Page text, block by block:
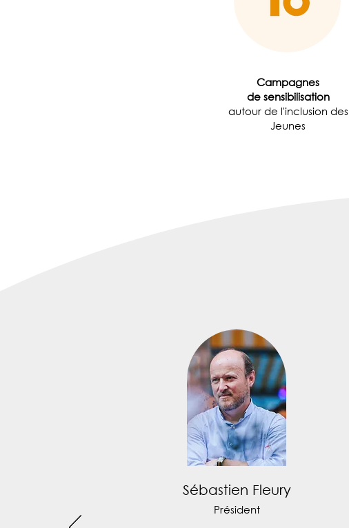
Campagnes
de sensibilisation
autour de l'inclusion des
Jeunes
Sébastien Fleury
Président